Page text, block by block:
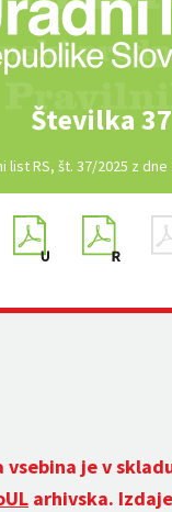
Številka 37
list RS, št. 37/2025 z dne
vsebina je v
arhivska.